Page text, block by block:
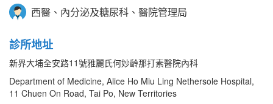
西醫、內分泌及糖尿科、醫院管理局
診所地址
新界大埔全安路11號雅麗氏何妙齡那打素醫院內科
Department of Medicine, Alice Ho Miu Ling Nethersole Hospital,
11 Chuen On Road, Tai Po, New Territories